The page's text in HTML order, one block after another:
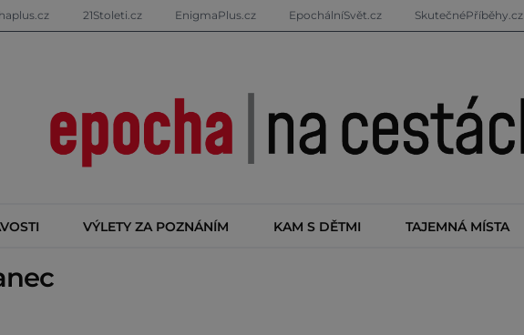
21Stoleti.cz EnigmaPlus.cz EpochálníSvět.cz SkutečnéPříběhy.cz
VÝLETY ZA POZNÁNÍM KAM S DĚTMI TAJEMNÁ MÍSTA